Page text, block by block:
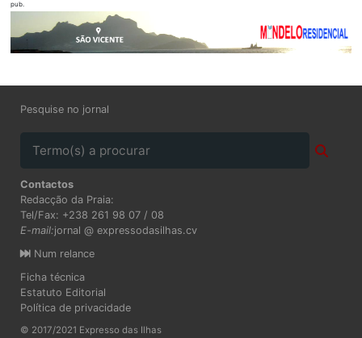
pub.
Pesquise no jornal
Contactos
Redacção da Praia:
Tel/Fax: +238 261 98 07 / 08
E-mail:jornal @ expressodasilhas.cv
Num relance
Ficha técnica
Estatuto Editorial
Política de privacidade
© 2017/2021 Expresso das Ilhas